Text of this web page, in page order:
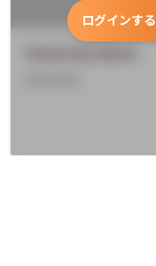
ログインする